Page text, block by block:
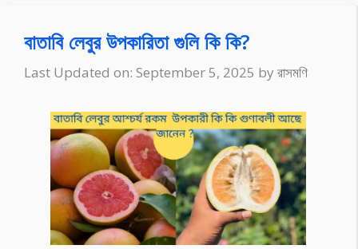
বাতাবি লেবুর উপকারিতা গুলি কি কি?
Last Updated on: September 5, 2025 by রাসমণি